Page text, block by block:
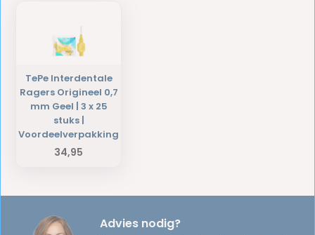
TePe Interdentale
Ragers Origineel 0,7
mm Geel | 3 x 25
stuks |
Voordeelverpakking
34,95
Advies nodig?